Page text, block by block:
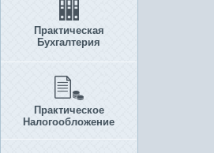
Практическая
Бухгалтерия
Практическое
Налогообложение